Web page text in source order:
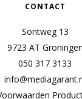
CONTACT
Sontweg 13
9723 AT Groningen
050 317 3133